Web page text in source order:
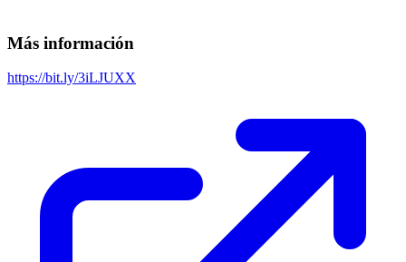
Más información
https://bit.ly/3iLJUXX